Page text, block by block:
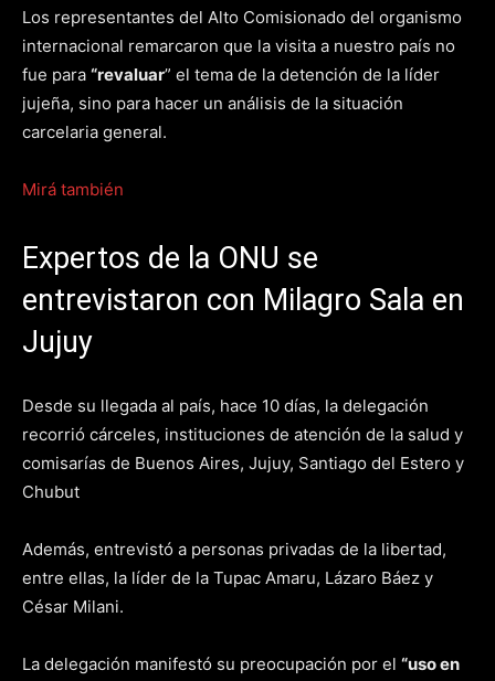
Los representantes del Alto Comisionado del organismo
internacional remarcaron que la visita a nuestro país no
fue para “revaluar” el tema de la detención de la líder
jujeña, sino para hacer un análisis de la situación
carcelaria general.
Mirá también
Expertos de la ONU se
entrevistaron con Milagro Sala en
Jujuy
Desde su llegada al país, hace 10 días, la delegación
recorrió cárceles, instituciones de atención de la salud y
comisarías de Buenos Aires, Jujuy, Santiago del Estero y
Chubut
Además, entrevistó a personas privadas de la libertad,
entre ellas, la líder de la Tupac Amaru, Lázaro Báez y
César Milani.
La delegación manifestó su preocupación por el “uso en